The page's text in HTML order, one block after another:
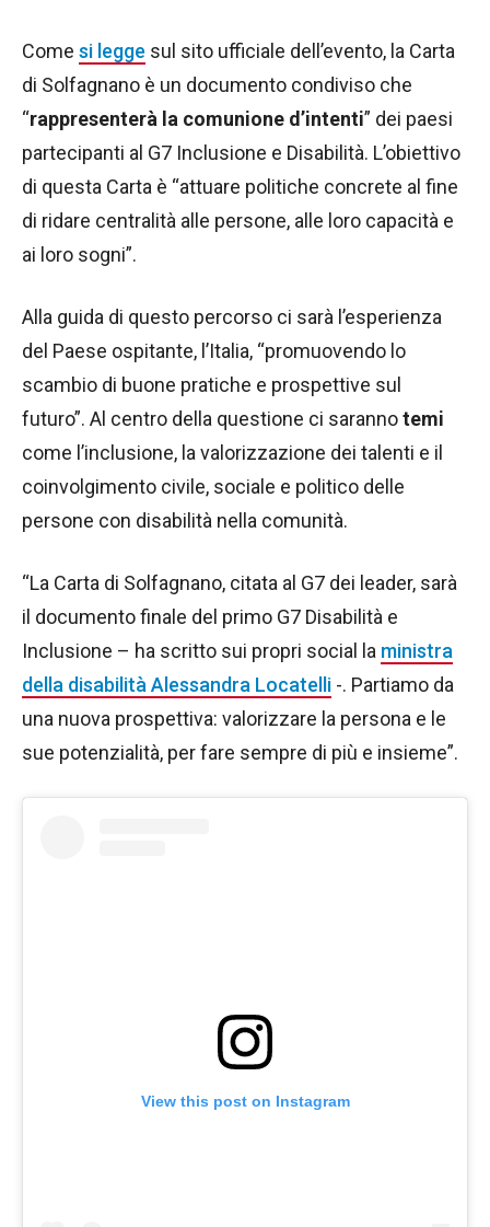
Come si legge sul sito ufficiale dell’evento, la Carta
di Solfagnano è un documento condiviso che
“rappresenterà la comunione d’intenti” dei paesi
partecipanti al G7 Inclusione e Disabilità. L’obiettivo
di questa Carta è “attuare politiche concrete al fine
di ridare centralità alle persone, alle loro capacità e
ai loro sogni”.
Alla guida di questo percorso ci sarà l’esperienza
del Paese ospitante, l’Italia, “promuovendo lo
scambio di buone pratiche e prospettive sul
futuro”. Al centro della questione ci sarannotemi
come l’inclusione, la valorizzazione dei talenti e il
coinvolgimento civile, sociale e politico delle
persone con disabilità nella comunità.
“La Carta di Solfagnano, citata al G7 dei leader, sarà
il documento finale del primo G7 Disabilità e
Inclusione – ha scritto sui propri social la ministra
della disabilità Alessandra Locatelli -. Partiamo da
una nuova prospettiva: valorizzare la persona e le
sue potenzialità, per fare sempre di più e insieme”.
View this post on Instagram